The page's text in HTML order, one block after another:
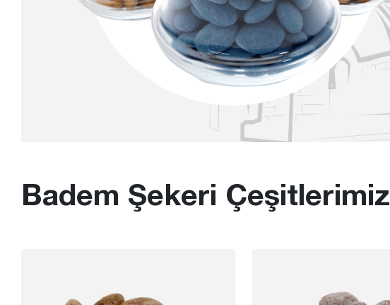
Badem Şekeri Çeşitlerimiz